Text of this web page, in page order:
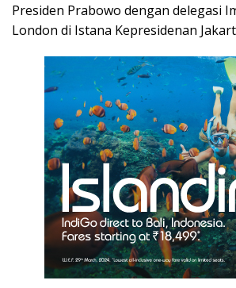
Presiden Prabowo dengan delegasi
London di Istana Kepresidenan